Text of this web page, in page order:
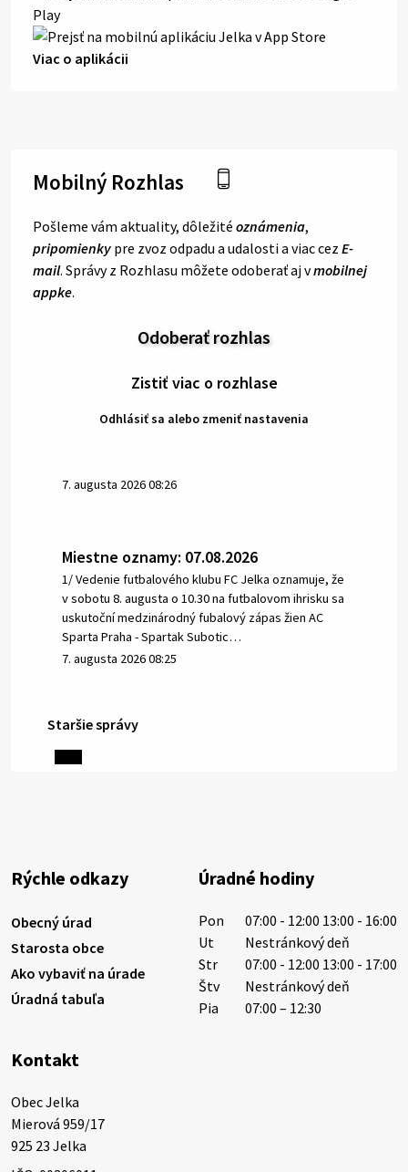
Viac o aplikácii
Mobilný Rozhlas
Pošleme vám aktuality, dôležité oznámenia,
pripomienky pre zvoz odpadu a udalosti a viac cez E-
mail. Správy z Rozhlasu môžete odoberať aj vmobilnej
appke.
Odoberať rozhlas
Zistiť viac o rozhlase
Odhlásiť sa alebo zmeniť nastavenia
7. augusta 2026 08:26
Miestne oznamy: 07.08.2026
1/ Vedenie futbalového klubu FC Jelka oznamuje, že
v sobotu 8. augusta o 10.30 na futbalovom ihrisku sa
uskutoční medzinárodný fubalový zápas žien AC
Sparta Praha - Spartak Subotic…
7. augusta 2026 08:25
6. augusta 2026 08:13
výdatnosti vodárenských zdrojov.
Západoslovenská vodárenská spoločnosť preto
6. augusta 2026 08:12
5. augusta 2026 13:10
Smútočný oznam: 05.08.2026 1/ Vážení obyvatelia!S
hlbokým zármutkom Vám oznamujeme, že vo veku
73 rokov nás opustila Irena Tanková, rodená
Tanková. Pohreb zosnulej bude dňa 6.08.20…
Staršie správy
Rýchle odkazy
Obecný úrad
Starosta obce
Ako vybaviť na úrade
Úradná tabuľa
Úradné hodiny
Pon
07:00 - 12:00 13:00 - 16:00
Ut
Nestránkový deň
Str
07:00 - 12:00 13:00 - 17:00
Štv
Nestránkový deň
Pia
07:00 – 12:30
Kontakt
Obec Jelka
Mierová 959/17
925 23 Jelka